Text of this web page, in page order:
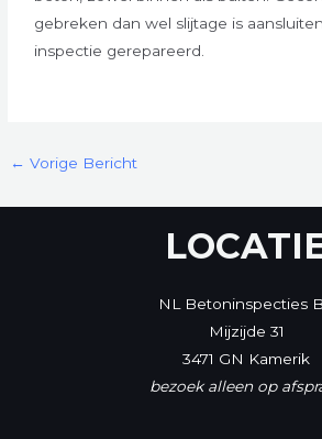
gebreken dan wel slijtage is
inspectie gerepareerd.
← Vorige Bericht
NL Betoninspecties
Mijzijde 31
3471 GN Kamerik
bezoek alleen op